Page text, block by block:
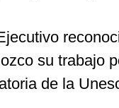
su trabajo
de la